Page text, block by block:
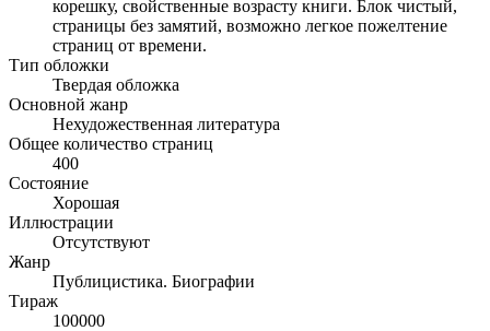
корешку, свойственные возрасту книги. Блок чистый,
страницы без замятий, возможно легкое пожелтение
страниц от времени.
Тип обложки
Твердая обложка
Основной жанр
Нехудожественная литература
Общее количество страниц
400
Состояние
Хорошая
Иллюстрации
Отсутствуют
Жанр
Публицистика. Биографии
Тираж
100000